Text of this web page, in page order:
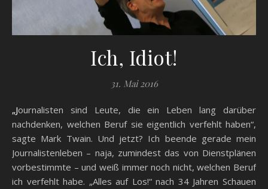
Ich, Idiot!
31. Mai 2016
„Journalisten sind Leute, die ein Leben lang darüber
nachdenken, welchen Beruf sie eigentlich verfehlt haben“,
sagte Mark Twain. Und jetzt? Ich beende gerade mein
Journalistenleben – naja, zumindest das von Dienstplänen
vorbestimmte – und weiß immer noch nicht, welchen Beruf
ich verfehlt habe. „Alles auf Los!“ nach 34 Jahren Schauen